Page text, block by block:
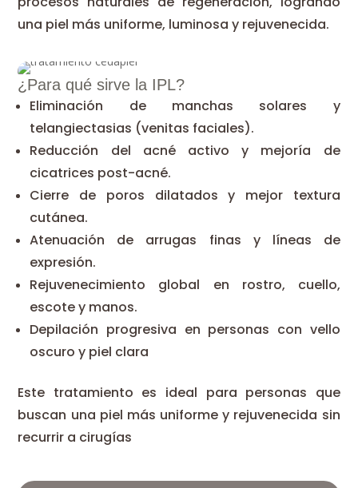
una piel más uniforme, luminosa y rejuvenecida.
¿Para qué sirve la IPL?
Eliminación de manchas solares y
telangiectasias (venitas faciales).
Reducción del acné activo y mejoría de
cicatrices post-acné.
Cierre de poros dilatados y mejor textura
cutánea.
Atenuación de arrugas finas y líneas de
expresión.
Rejuvenecimiento global en rostro, cuello,
escote y manos.
Depilación progresiva en personas con vello
oscuro y piel clara
Este tratamiento es ideal para personas que
buscan una piel más uniforme y rejuvenecida sin
recurrir a cirugías